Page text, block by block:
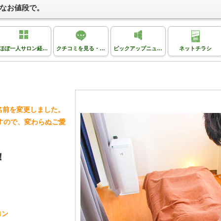
お値段で。
ほぼ一人サロン経営FCプラン クチコミを見る・投稿する ピックアップニュース ネットチラシ
を変更しました。
ので、変わらぬご愛
ン